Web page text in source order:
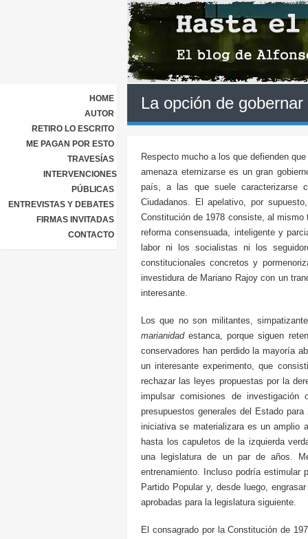
HOME
AUTOR
RETIRO LO ESCRITO
ME PAGAN POR ESTO
TRAVESÍAS
INTERVENCIONES
PÚBLICAS
ENTREVISTAS Y DEBATES
FIRMAS INVITADAS
CONTACTO
La opción de
Respecto mucho a los que defienden
amenaza eternizarse es un gran
país, a las que suele caracterizarse
Ciudadanos. El apelativo, por
Constitución de 1978 consiste, al
reforma consensuada, inteligente y
labor ni los socialistas ni los
constitucionales concretos y
investidura de Mariano Rajoy con un
interesante.
Los que no son militantes,
marianidadestanca, porque siguen
conservadores han perdido la mayoría
un interesante experimento, que
rechazar las leyes propuestas por la
impulsar comisiones de investigación
presupuestos generales del Estado
iniciativa se materializara es un amplio
hasta los capuletos de la izquierda
una legislatura de un par de años.
entrenamiento. Incluso podría estimular
Partido Popular y, desde luego,
aprobadas para la legislatura siguiente.
El consagrado por la Constitución de